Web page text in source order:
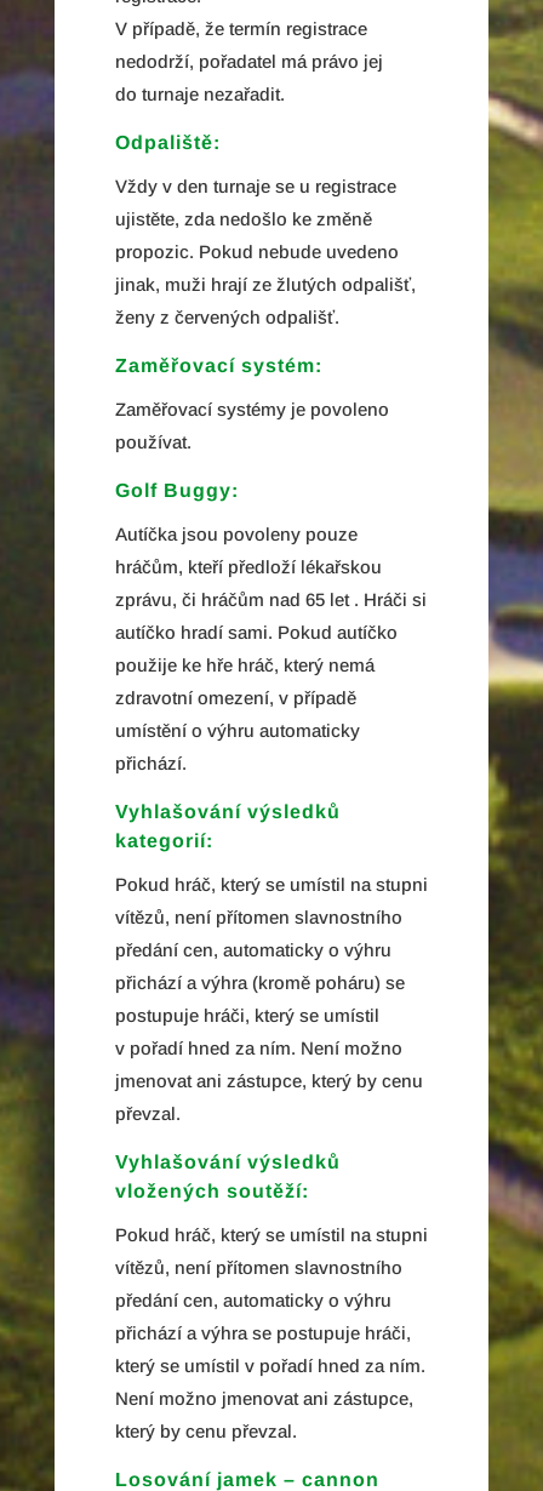
V případě, že termín registrace
nedodrží, pořadatel má právo jej
do turnaje nezařadit.
Odpaliště:
Vždy v den turnaje se u registrace
ujistěte, zda nedošlo ke změně
propozic. Pokud nebude uvedeno
jinak, muži hrají ze žlutých odpališť,
ženy z červených odpališť.
Zaměřovací systém:
Zaměřovací systémy je povoleno
používat.
Golf Buggy:
Autíčka jsou povoleny pouze
hráčům, kteří předloží lékařskou
zprávu, či hráčům nad 65 let . Hráči si
autíčko hradí sami. Pokud autíčko
použije ke hře hráč, který nemá
zdravotní omezení, v případě
umístění o výhru automaticky
přichází.
Vyhlašování výsledků
kategorií:
Pokud hráč, který se umístil na stupni
vítězů, není přítomen slavnostního
předání cen, automaticky o výhru
přichází a výhra (kromě poháru) se
postupuje hráči, který se umístil
v pořadí hned za ním. Není možno
jmenovat ani zástupce, který by cenu
převzal.
Vyhlašování výsledků
vložených soutěží:
Pokud hráč, který se umístil na stupni
vítězů, není přítomen slavnostního
předání cen, automaticky o výhru
přichází a výhra se postupuje hráči,
který se umístil v pořadí hned za ním.
Není možno jmenovat ani zástupce,
který by cenu převzal.
Losování jamek – cannon